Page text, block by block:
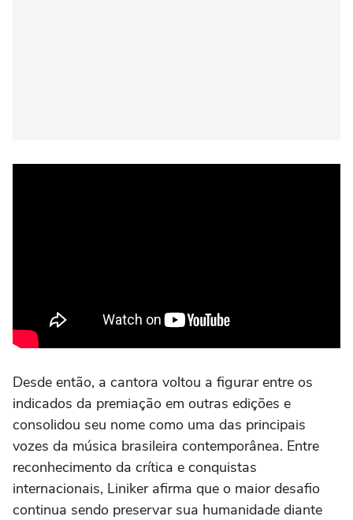
Desde então, a cantora voltou a figurar entre os
indicados da premiação em outras edições e
consolidou seu nome como uma das principais
vozes da música brasileira contemporânea. Entre
reconhecimento da crítica e conquistas
internacionais, Liniker afirma que o maior desafio
continua sendo preservar sua humanidade diante